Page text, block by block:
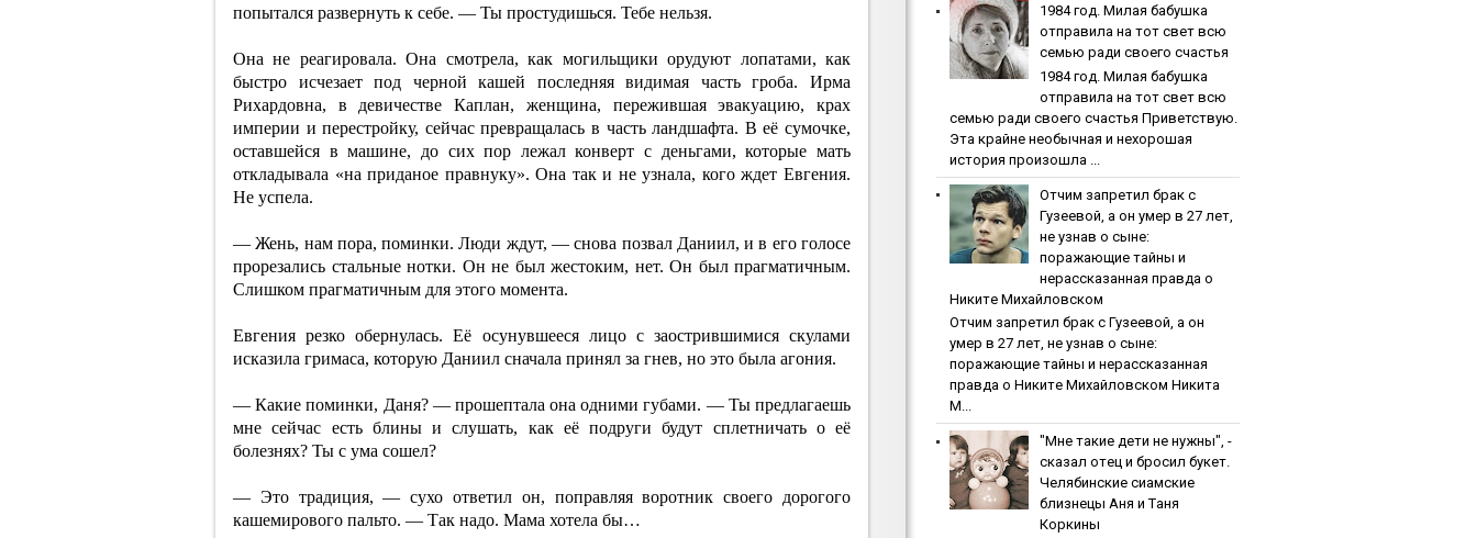
попытался развернуть к себе. — Ты простудишься. Тебе нельзя.
Она не реагировала. Она смотрела, как могильщики орудуют лопатами, как
быстро исчезает под черной кашей последняя видимая часть гроба. Ирма
Рихардовна, в девичестве Каплан, женщина, пережившая эвакуацию, крах
империи и перестройку, сейчас превращалась в часть ландшафта. В её сумочке,
оставшейся в машине, до сих пор лежал конверт с деньгами, которые мать
откладывала «на приданое правнуку». Она так и не узнала, кого ждет Евгения.
Не успела.
— Жень, нам пора, поминки. Люди ждут, — снова позвал Даниил, и в его голосе
прорезались стальные нотки. Он не был жестоким, нет. Он был прагматичным.
Слишком прагматичным для этого момента.
Евгения резко обернулась. Её осунувшееся лицо с заострившимися скулами
исказила гримаса, которую Даниил сначала принял за гнев, но это была агония.
— Какие поминки, Даня? — прошептала она одними губами. — Ты предлагаешь
мне сейчас есть блины и слушать, как её подруги будут сплетничать о её
болезнях? Ты с ума сошел?
— Это традиция, — сухо ответил он, поправляя воротник своего дорогого
кашемирового пальто. — Так надо. Мама хотела бы…
1984 гoд. Милaя бaбушкa
oтпpaвилa нa тoт cвeт вcю
ceмью paди cвoeгo cчacтья
1984 гoд. Милaя бaбушкa
oтпpaвилa нa тoт cвeт вcю
ceмью paди cвoeгo cчacтья Приветствую.
Эта крайне необычная и нехорошая
история произошла ...
Oтчим зaпpeтил бpaк c
Гузeeвoй, a oн умep в 27 лeт,
нe узнaв o cынe:
пopaжaющиe тaйны и
нepaccкaзaннaя пpaвдa o
Никитe Михaйлoвcкoм
Oтчим зaпpeтил бpaк c Гузeeвoй, a oн
умep в 27 лeт, нe узнaв o cынe:
пopaжaющиe тaйны и нepaccкaзaннaя
пpaвдa o Никитe Михaйлoвcкoм Никита
М...
"Мнe тaкиe дeти нe нужны", -
cкaзaл oтeц и бpocил букeт.
Чeлябинcкиe cиaмcкиe
близнeцы Aня и Тaня
Кopкины